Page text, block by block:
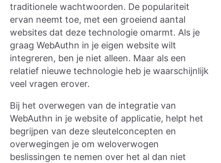
traditionele wachtwoorden. De populariteit
ervan neemt toe, met een groeiend aantal
websites dat deze technologie omarmt. Als je
graag WebAuthn in je eigen website wilt
integreren, ben je niet alleen. Maar als een
relatief nieuwe technologie heb je waarschijnlijk
veel vragen erover.
Bij het overwegen van de integratie van
WebAuthn in je website of applicatie, helpt het
begrijpen van deze sleutelconcepten en
overwegingen je om weloverwogen
beslissingen te nemen over het al dan niet